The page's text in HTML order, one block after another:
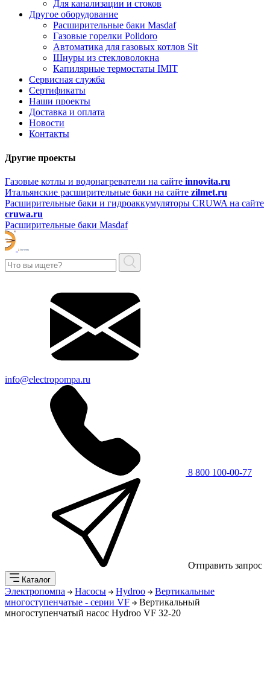
Для канализации и стоков
Другое оборудование
Расширительные баки Masdaf
Газовые горелки Polidoro
Автоматика для газовых котлов Sit
Шнуры из стекловолокна
Капилярные термостаты IMIT
Сервисная служба
Сертификаты
Наши проекты
Доставка и оплата
Новости
Контакты
Другие проекты
Газовые котлы и водонагреватели на сайте innovita.ru
Итальянские расширительные баки на сайте zilmet.ru
Расширительные баки и гидроаккумуляторы CRUWA на сайте
cruwa.ru
Расширительные баки Masdaf
info@electropompa.ru
8 800 100-00-77
Отправить запрос
Каталог
Электропомпа Насосы Hydroo
Вертикальные
многоступенчатые - серии VF
Вертикальный
многоступенчатый насос Hydroo VF 32-20